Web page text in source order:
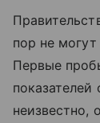
пор не
Первые
неизвестно,